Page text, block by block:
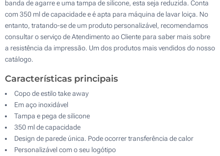
banda de agarre e uma tampa de silicone, esta seja reduzida. Conta
com 350 ml de capacidade e é apta para máquina de lavar loiça. No
entanto, tratando-se de um produto personalizável, recomendamos
consultar o serviço de Atendimento ao Cliente para saber mais sobre
a resistência da impressão. Um dos produtos mais vendidos do nosso
catálogo.
Características principais
Copo de estilo take away
Em aço inoxidável
Tampa e pega de silicone
350 ml de capacidade
Design de parede única. Pode ocorrer transferência de calor
Personalizável com o seu logótipo